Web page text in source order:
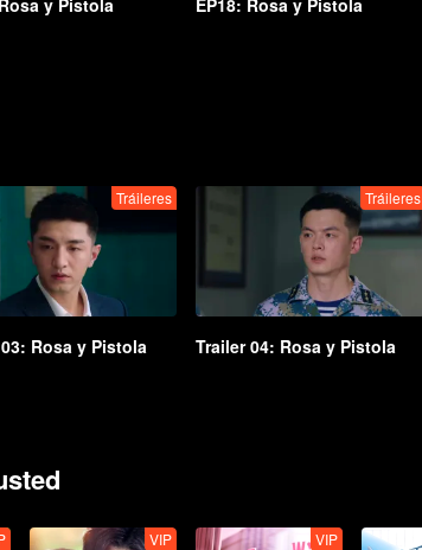
y Pistola EP18: Rosa y Pistola
Tráileres
Rosa y Pistola
Tráileres
Trailer 04: Rosa y Pistola
VIP VIP